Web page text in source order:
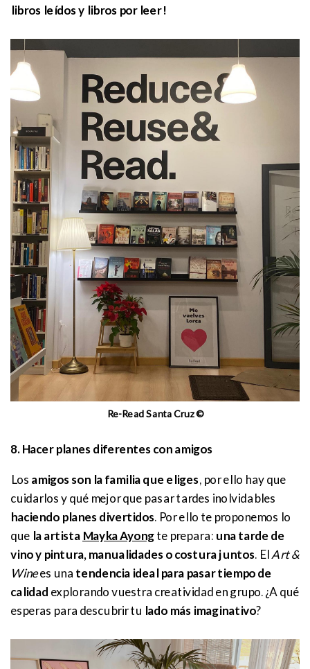
libros leídos y libros por leer!
Re-Read Santa Cruz ©
8. Hacer planes diferentes con amigos
Los amigos son la familia que eliges, por ello hay que
cuidarlos y qué mejor que pasar tardes inolvidables
haciendo planes divertidos. Por ello te proponemos lo
que la artista Mayka Ayongte prepara: una tarde de
vino y pintura, manualidades o costura juntos. ElArt &
Winees una tendencia ideal para pasar tiempo de
calidad explorando vuestra creatividad en grupo. ¿A qué
esperas para descubrir tu lado más imaginativo?